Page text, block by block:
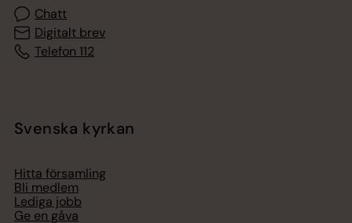
Chatt
Digitalt brev
Telefon 112
Svenska kyrkan
Hitta församling
Bli medlem
Lediga jobb
Ge en gåva